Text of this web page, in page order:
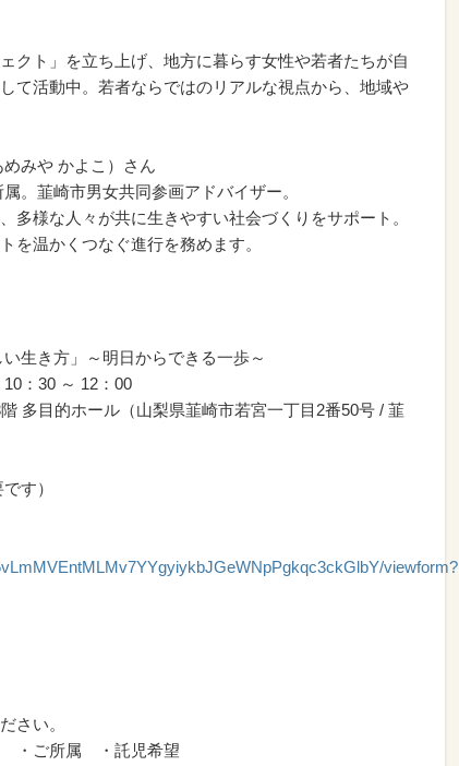
クト」を立ち上げ、地方に暮らす女性や若者たちが自
て活動中。若者ならではのリアルな視点から、地域や
みや かよこ）さん
。韮崎市男女共同参画アドバイザー。
多様な人々が共に生きやすい社会づくりをサポート。
を温かくつなぐ進行を務めます。
生き方」～明日からできる一歩～
：30 ～ 12：00
多目的ホール（山梨県韮崎市若宮一丁目2番50号 / 韮
す）
viewform?
ださい。
村 ・ご所属 ・託児希望